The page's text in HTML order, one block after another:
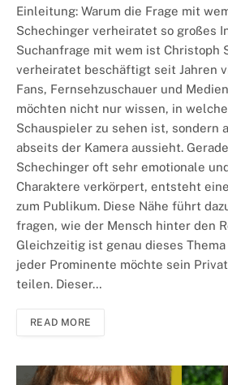
Einleitung: Warum die Frage mit
Schechinger verheiratet so großes
Suchanfrage mit wem ist Christoph
verheiratet beschäftigt seit Jahren
Fans, Fernsehzuschauer und
möchten nicht nur wissen, in
Schauspieler zu sehen ist, sondern
abseits der Kamera aussieht.
Schechinger oft sehr emotionale
Charaktere verkörpert, entsteht
zum Publikum. Diese Nähe führt
fragen, wie der Mensch hinter den
Gleichzeitig ist genau dieses
jeder Prominente möchte sein
teilen. Dieser…
READ MORE